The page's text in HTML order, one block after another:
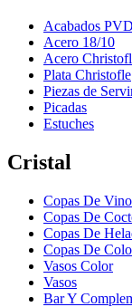
Acabados PVD
Acero 18/10
Acero
Plata Christofle
Piezas de
Picadas
Estuches
Cristal
Copas De Vino
Copas De
Copas De
Copas De
Vasos Color
Vasos
Bar Y